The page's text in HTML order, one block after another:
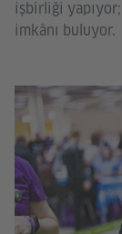
işbirliği
imkânı buluyor.